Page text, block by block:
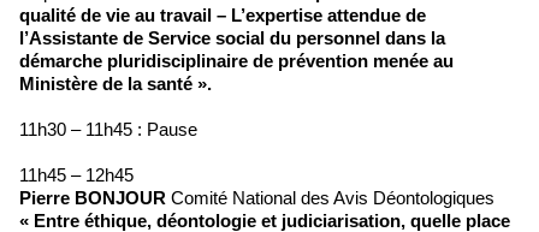
qualité de vie au travail – L’expertise attendue de
l’Assistante de Service social du personnel dans la
démarche pluridisciplinaire de prévention menée au
Ministère de la santé ».
11h30 – 11h45 : Pause
11h45 – 12h45
Pierre BONJOUR Comité National des Avis Déontologiques
« Entre éthique, déontologie et judiciarisation, quelle place